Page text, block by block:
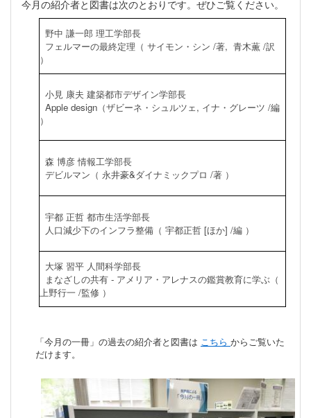
今月の紹介者と図書は次のとおりです。ぜひご覧ください。
野中 謙一郎 理工学部長
フェルマーの最終定理（ サイモン・シン /著, 青木薫 /訳
）
小見 康夫 建築都市デザイン学部長
Apple design（ザビーネ・シュルツェ, イナ・グレーツ /編
）
森 博彦 情報工学部長
デビルマン（ 永井豪&ダイナミックプロ /著 ）
宇都 正哲 都市生活学部長
人口減少下のインフラ整備（ 宇都正哲 [ほか] /編 ）
大塚 習平 人間科学部長
まなざしの共有 - アメリア・アレナスの鑑賞教育に学ぶ（
上野行一 /監修 ）
「今月の一冊」の過去の紹介者と図書は こちら からご覧いた
だけます。